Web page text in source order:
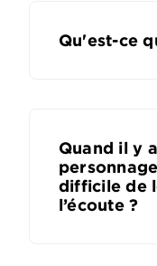
Qu'est-ce
Quand il y
difficile de
l’écoute ?